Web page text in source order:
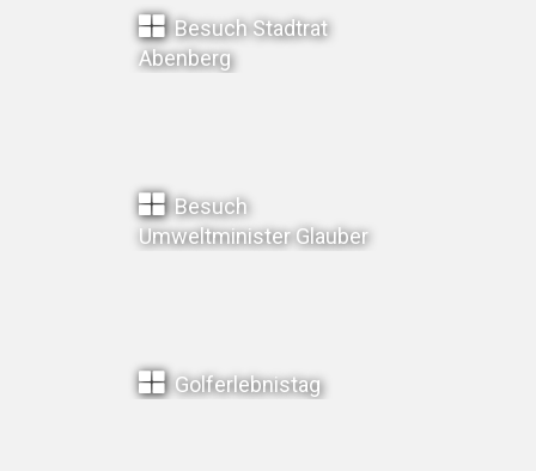
Besuch Stadtrat
Abenberg
Besuch
Umweltminister Glauber
Golferlebnistag